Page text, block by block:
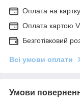
Оплата на
Оплата картою
Безготівковий
Всі умови оплати
Умови